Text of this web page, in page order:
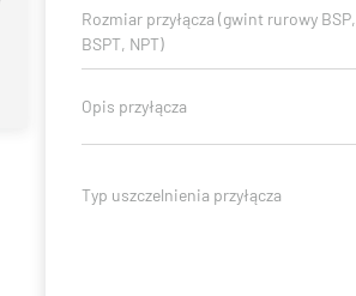
Rozmiar przyłącza (gwint rurowy BSP,
BSPT, NPT)
Opis przyłącza
Typ uszczelnienia przyłącza